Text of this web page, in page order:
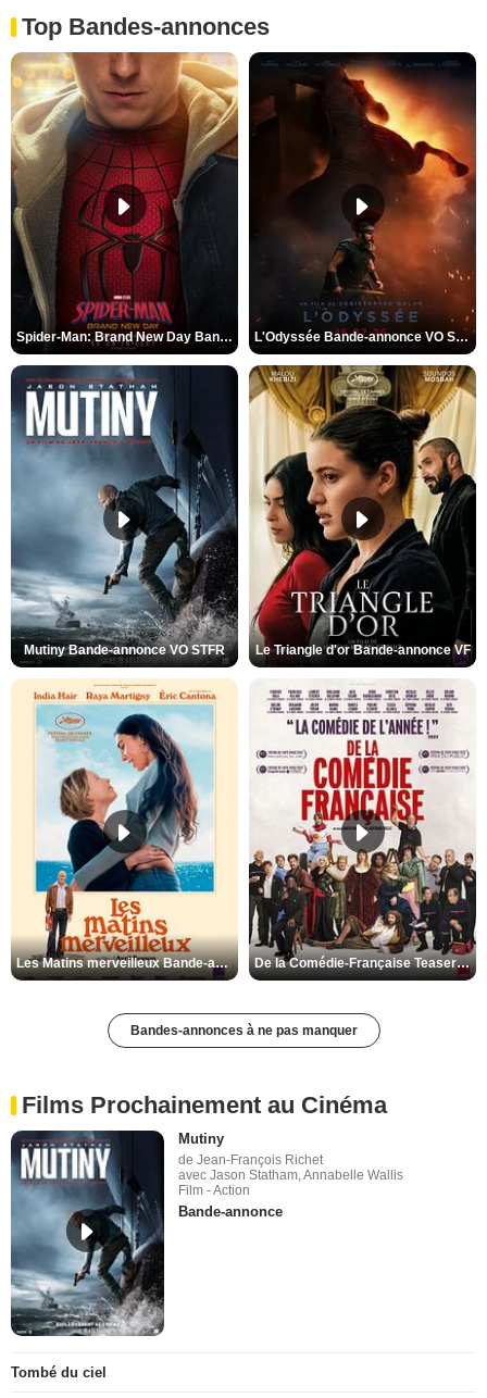
Top Bandes-annonces
Spider-Man: Brand New Day Bande-annonce VO STFR L'Odyssée Bande-annonce VO STFR
Mutiny Bande-annonce VO STFR Le Triangle d'or Bande-annonce VF
Les Matins merveilleux Bande-annonce VF De la Comédie-Française Teaser VF
Bandes-annonces à ne pas manquer
Films Prochainement au Cinéma
Mutiny
de Jean-François Richet
avec Jason Statham, Annabelle Wallis
Film - Action
Bande-annonce
Tombé du ciel